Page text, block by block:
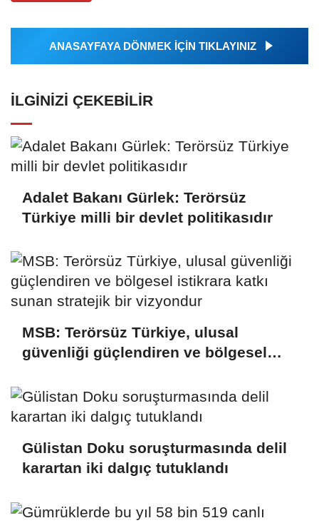
ANASAYFAYA DÖNMEK İÇİN TIKLAYINIZ
İLGINIZI ÇEKEBILIR
Adalet Bakanı Gürlek: Terörsüz
Türkiye milli bir devlet politikasıdır
MSB: Terörsüz Türkiye, ulusal
güvenliği güçlendiren ve bölgesel
vizyondur
Gülistan Doku soruşturmasında delil
karartan iki dalgıç tutuklandı